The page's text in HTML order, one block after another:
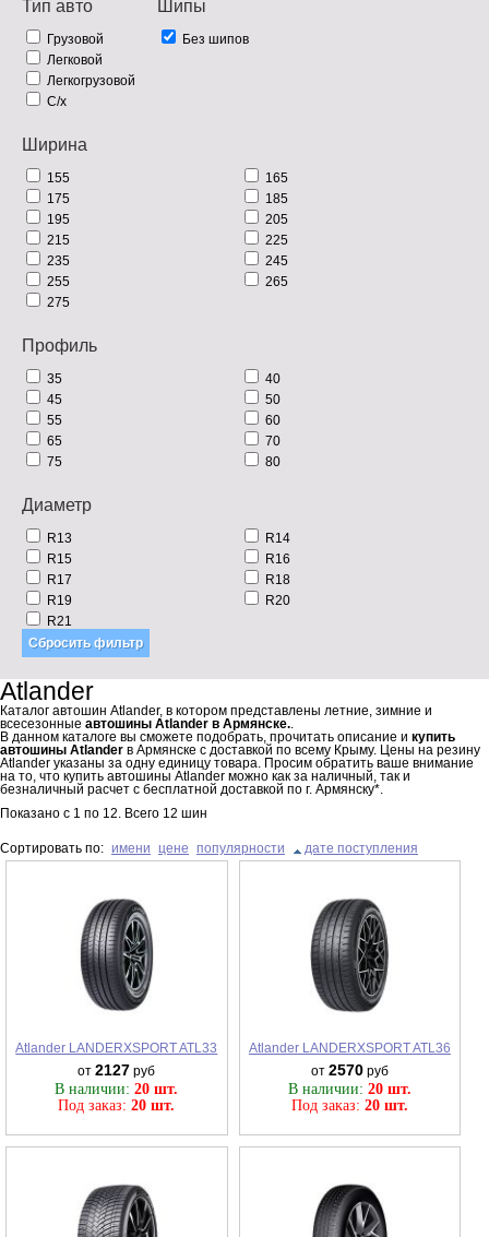
Тип авто
Грузовой
Легковой
Легкогрузовой
С/х
Шипы
Без шипов
Ширина
155
165
175
185
195
205
215
225
235
245
255
265
275
Профиль
35
40
45
50
55
60
65
70
75
80
Диаметр
R13
R14
R15
R16
R17
R18
R19
R20
R21
Atlander
Каталог автошин Atlander, в котором представлены летние, зимние и
всесезонные автошины Atlander в Армянске.
В данном каталоге вы сможете подобрать, прочитать описание и купить
автошины Atlander в Армянске с доставкой по всему Крыму. Цены на резину
Atlander указаны за одну единицу товара. Просим обратить ваше внимание
на то, что купить автошины Atlander можно как за наличный, так и
безналичный расчет с бесплатной доставкой по г. Армянску*.
Показано с 1 по 12 . Всего 12 шин
Сортировать по: имени цене популярности дате поступления
Atlander LANDERXSPORT ATL33
от2127 руб
В наличии:20 шт.
Под заказ:20 шт.
Atlander LANDERXSPORT ATL36
от 2570руб
В наличии: 20 шт.
Под заказ: 20 шт.